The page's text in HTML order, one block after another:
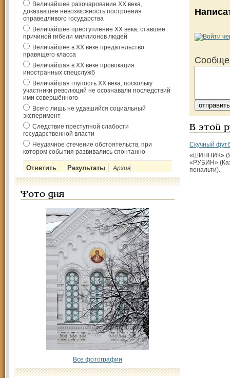
Величайшее разочарование ХХ века,
доказавшее невозможность построения
справедливого государства
Величайшее преступление ХХ века, ставшее
причиной гибели миллионов людей
Величайшее в ХХ веке предательство
правящего класса
Величайшая в ХХ веке провокация
иностранных спецслужб
Величайшая глупость ХХ века, поскольку
участники революций не осознавали последствий
ими совершённого
Всего лишь не удавшийся социальный
эксперимент
Следствие преступной слабости
государственной власти
Неудачное стечение обстоятельств, при
котором события развивались спонтанно
Архив
Фото дня
Все фотографии
В этой
Скучный
«ШИННИК»
«РУБИН»
пенальти).